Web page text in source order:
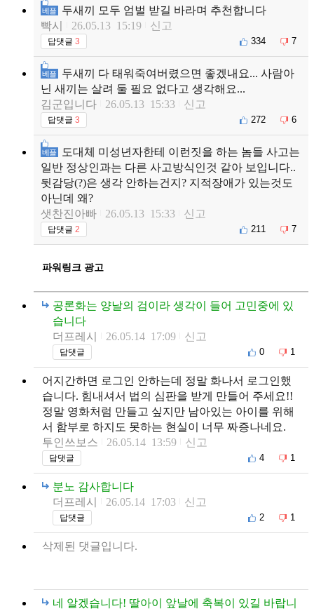
베플
두새끼 모두 엄벌 받길 바라며 추천합니다
빡시
26.05.13 15:19 신고
답댓글 3 334 7
베플
두새끼 다 태워죽여버렸으면 좋겠내요... 사람아
닌 새끼는 살려 둘 필요 없다고 생각해요...
김군입니다
26.05.13 15:33 신고
답댓글 3 272 6
베플
도대체 미성년자한테 이런짓을 하는 놈들 사고는
일반 정상인과는 다른 사고방식인것 같아 보입니다..
뒷감당(?)은 생각 안하는건지? 지적장애가 있는것도
아닌데 왜?
샛찬진아빠
26.05.13 15:33 신고
답댓글 2 211 7
파워링크 광고
공론화는 양날의 검이라 생각이 들어 고민중에 있
습니다
더프레시
26.05.14 17:09 신고
답댓글 0 1
어지간하면 로그인 안하는데 정말 화나서 로그인했
습니다. 힘내셔서 법의 심판을 받게 만들어 주세요!!
정말 영화처럼 만들고 싶지만 남아있는 아이를 위해
서 함부로 하지도 못하는 현실이 너무 짜증나네요.
투인쓰보스
26.05.14 13:59 신고
답댓글 4 1
분노 감사합니다
더프레시
26.05.14 17:03 신고
답댓글 2 1
삭제된 댓글입니다.
네 알겠습니다! 딸아이 앞날에 축복이 있길 바랍니